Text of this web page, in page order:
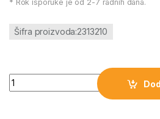
* Rok isporuke je od 2-7 radnih dana.
Šifra proizvoda:2313210
LED lampa plastična Ledline-X